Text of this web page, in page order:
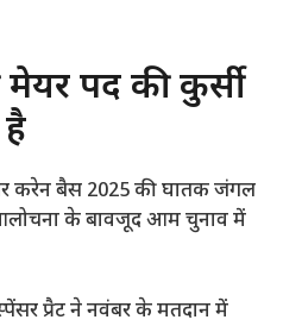
पद की कुर्सी
करेन बैस 2025 की घातक जंगल
के बावजूद आम चुनाव में
प्रैट ने नवंबर के मतदान में